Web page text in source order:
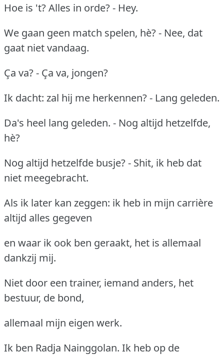
Hoe is 't? Alles in orde? - Hey.
We gaan geen match spelen, hè? - Nee, dat
gaat niet vandaag.
Ça va? - Ça va, jongen?
Ik dacht: zal hij me herkennen? - Lang geleden.
Da's heel lang geleden. - Nog altijd hetzelfde,
hè?
Nog altijd hetzelfde busje? - Shit, ik heb dat
niet meegebracht.
Als ik later kan zeggen: ik heb in mijn carrière
altijd alles gegeven
en waar ik ook ben geraakt, het is allemaal
dankzij mij.
Niet door een trainer, iemand anders, het
bestuur, de bond,
allemaal mijn eigen werk.
Ik ben Radja Nainggolan. Ik heb op de